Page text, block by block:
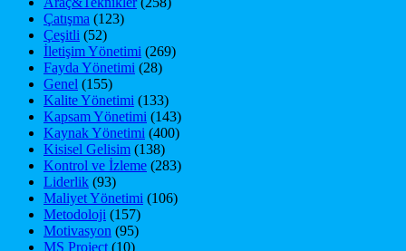
Çatışma (123)
Çeşitli (52)
İletişim Yönetimi (269)
Fayda Yönetimi (28)
Genel (155)
Kalite Yönetimi (133)
Kapsam Yönetimi (143)
Kaynak Yönetimi (400)
Kisisel Gelisim (138)
Kontrol ve İzleme (283)
Liderlik (93)
Maliyet Yönetimi (106)
Metodoloji (157)
Motivasyon (95)
MS Project (10)